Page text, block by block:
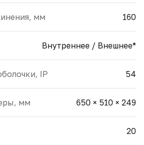
мм 160
Внутреннее / Внешнее*
IP 54
мм 650 × 510 × 249
20